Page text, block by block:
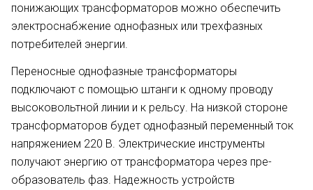
понижающих трансформаторов можно обеспе­чить
электроснабжение однофазных или трехфазных
потребителей энер­гии.
Переносные однофазные транс­форматоры
подключают с по­мощью штанги к одному проводу
высоковольтной линии и к рельсу. На низкой стороне
трансформато­ров будет однофазный переменный ток
напряжением 220 В. Электриче­ские инструменты
получают энергию от трансформатора через пре­
образователь фаз. Надежность уст­ройств